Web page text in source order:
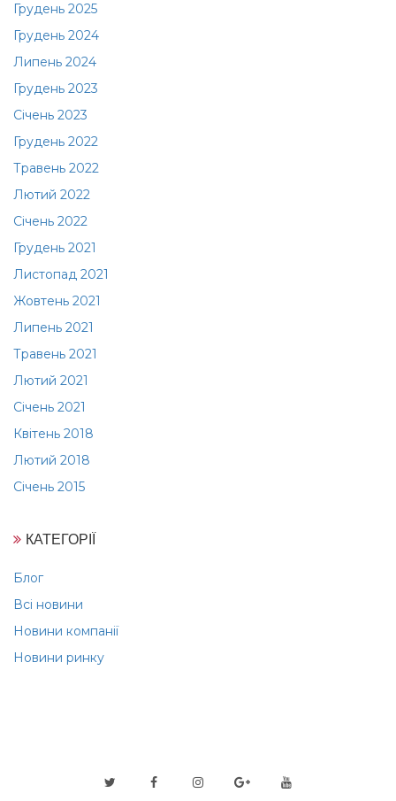
Грудень 2025
Грудень 2024
Липень 2024
Грудень 2023
Січень 2023
Грудень 2022
Травень 2022
Лютий 2022
Січень 2022
Грудень 2021
Листопад 2021
Жовтень 2021
Липень 2021
Травень 2021
Лютий 2021
Січень 2021
Квітень 2018
Лютий 2018
Січень 2015
КАТЕГОРІЇ
Блог
Всі новини
Новини компанії
Новини ринку